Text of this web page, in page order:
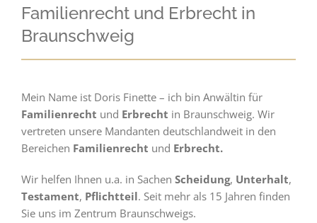
Familienrecht und Erbrecht in
Braunschweig
Mein Name ist Doris Finette – ich bin Anwältin für
Familienrecht und Erbrecht in Braunschweig. Wir
vertreten unsere Mandanten deutschlandweit in den
Bereichen Familienrecht und Erbrecht.
Wir helfen Ihnen u.a. in Sachen Scheidung, Unterhalt,
Testament, Pflichtteil. Seit mehr als 15 Jahren finden
Sie uns im Zentrum Braunschweigs.